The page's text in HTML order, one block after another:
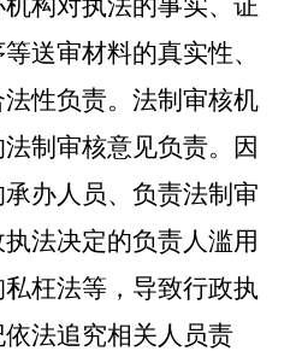
构对执法的事实、证
送审材料的真实性、
性负责。法制审核机
制审核意见负责。因
办人员、负责法制审
法决定的负责人滥用
枉法等，导致行政执
法追究相关人员责